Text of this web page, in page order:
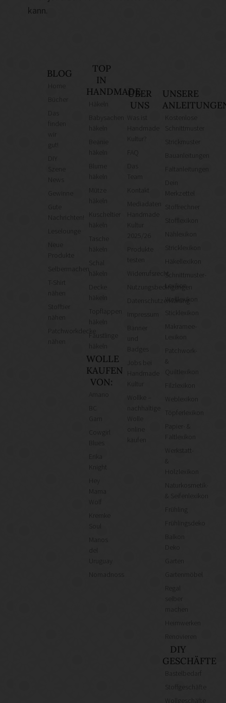
kann.
BLOG
finden
gut!
News
Gute
Nachrichten!
Leselounge
Neue
Produkte
Selbermachen
T-Shirt
Stofftier
Patchworkdecke
TOP
IN
HANDMADE
häkeln
häkeln
Mütze
häkeln
Kuscheltier
häkeln
Tasche
häkeln
häkeln
Topflappen
häkeln
Fäustlinge
häkeln
WOLLE
KAUFEN
VON:
Cowgirl
Knight
Mama
Wolf
Kremke
Manos
Uruguay
Nomadnoss
ÜBER
UNS
Was ist
Kultur?
Team
Kontakt
Mediadaten
Kultur
2025/26
Produkte
testen
Widerrufsrecht
Nutzungsbedingungen
Datenschutzerklärung
Kultur
Wollke –
nachhaltige
kaufen
UNSERE
Kostenlose
Schnittmuster
Strickmuster
Bauanleitungen
Faltanleitungen
Merkzettel
Stoffrechner
Stofflexikon
Nählexikon
Stricklexikon
Häkellexikon
Schnittmuster-
Lexikon
Wolllexikon
Sticklexikon
Makramee-
Lexikon
Patchwork-
&
Quiltlexikon
Weblexikon
Töpferlexikon
Papier- &
Faltlexikon
Werkstatt-
&
Holzlexikon
Naturkosmetik-
& Seifenlexikon
Frühling
Frühlingsdeko
Balkon
Deko
Garten
Gartenmöbel
Regal
Heimwerken
DIY
GESCHÄFTE
Bastelbedarf
Stoffgeschäfte
Wollgeschäfte